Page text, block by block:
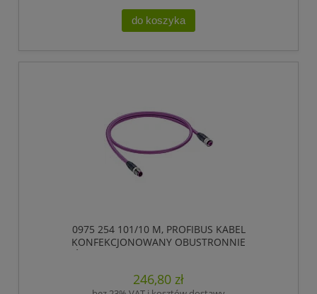
do koszyka
0975 254 101/10 M, PROFIBUS KABEL
KONFEKCJONOWANY OBUSTRONNIE
ZAKOŃCZONY, ZŁĄCZE MĘSKIE M12 DO ZŁĄCZE
LUMBERG AUTOMATION
246,80 zł